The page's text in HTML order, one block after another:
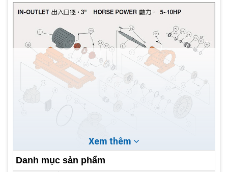
Xem thêm
Danh mục sản phẩm